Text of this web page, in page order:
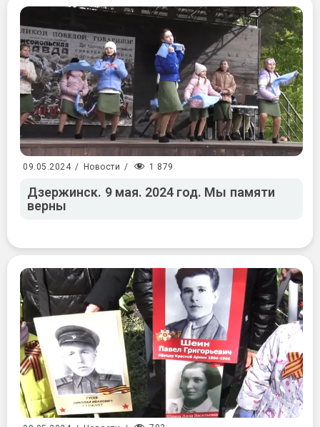
09.05.2024 / Новости / 1 879
Дзержинск. 9 мая. 2024 год. Мы памяти
верны